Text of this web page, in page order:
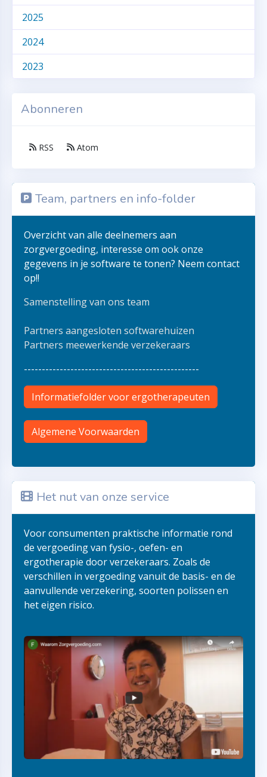
2025
2024
2023
Abonneren
RSS Atom
Team, partners en info-folder
Overzicht van alle deelnemers aan
zorgvergoeding, interesse om ook onze
gegevens in je software te tonen? Neem contact
op!!
Samenstelling van ons team
Partners aangesloten softwarehuizen
Partners meewerkende verzekeraars
-------------------------------------------------
Informatiefolder voor ergotherapeuten
Algemene Voorwaarden
Het nut van onze service
Voor consumenten praktische informatie rond
de vergoeding van fysio-, oefen- en
ergotherapie door verzekeraars. Zoals de
verschillen in vergoeding vanuit de basis- en de
aanvullende verzekering, soorten polissen en
het eigen risico.